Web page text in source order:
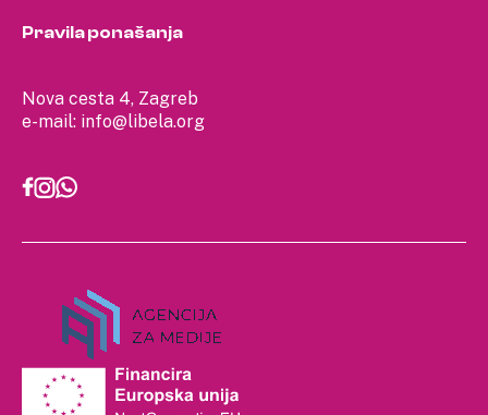
Nova cesta 4, Zagreb
e-mail: info@libela.org
Pravila ponašanja